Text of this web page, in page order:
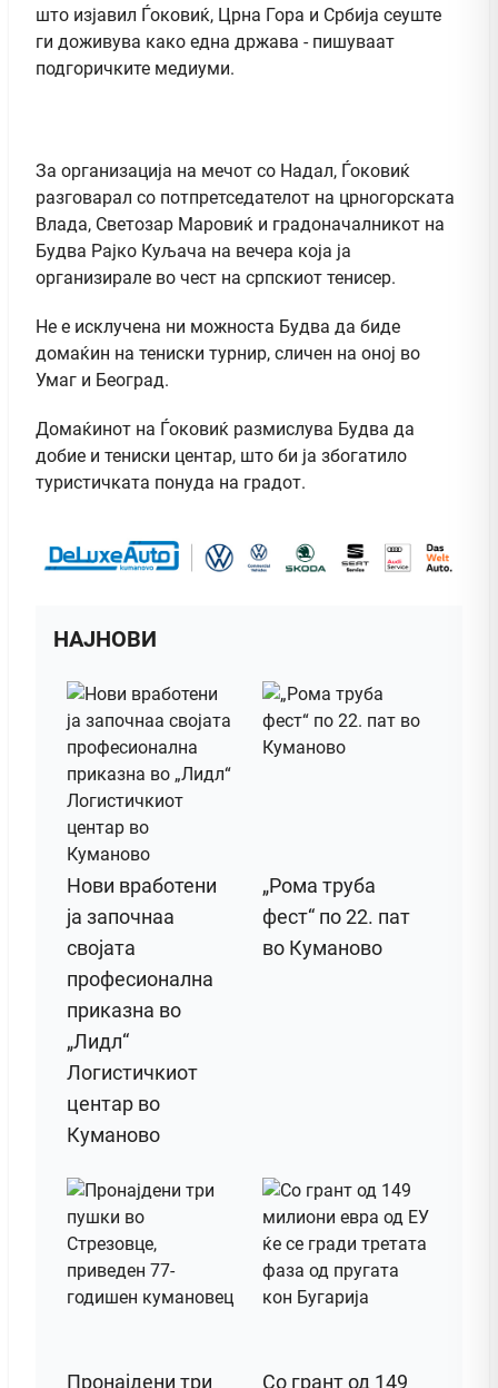
што изјавил Ѓоковиќ, Црна Гора и Србија сеуште
ги доживува како една држава - пишуваат
подгоричките медиуми.
За организација на мечот со Надал, Ѓоковиќ
разговарал со потпретседателот на црногорската
Влада, Светозар Маровиќ и градоначалникот на
Будва Рајко Куљача на вечера која ја
организирале во чест на српскиот тенисер.
Не е исклучена ни можноста Будва да биде
домаќин на тениски турнир, сличен на оној во
Умаг и Београд.
Домаќинот на Ѓоковиќ размислува Будва да
добие и тениски центар, што би ја збогатило
туристичката понуда на градот.
НАЈНОВИ
Нови вработени
ја започнаа
својата
професионална
приказна во
„Лидл“
Логистичкиот
центар во
Куманово
„Рома труба
фест“ по 22. пат
во Куманово
Пронајдени три Со грант од 149